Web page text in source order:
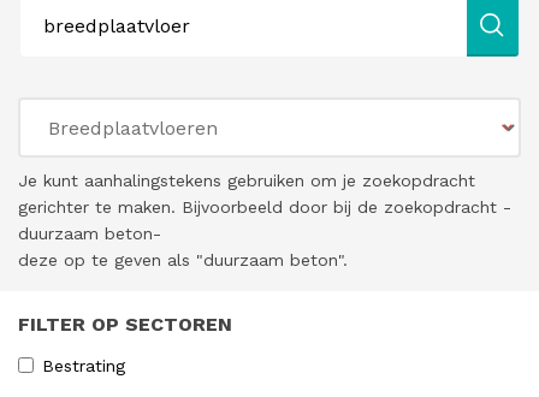
Je kunt aanhalingstekens gebruiken om je zoekopdracht
gerichter te maken. Bijvoorbeeld door bij de zoekopdracht -
duurzaam beton-
deze op te geven als "duurzaam beton".
FILTER OP SECTOREN
Bestrating